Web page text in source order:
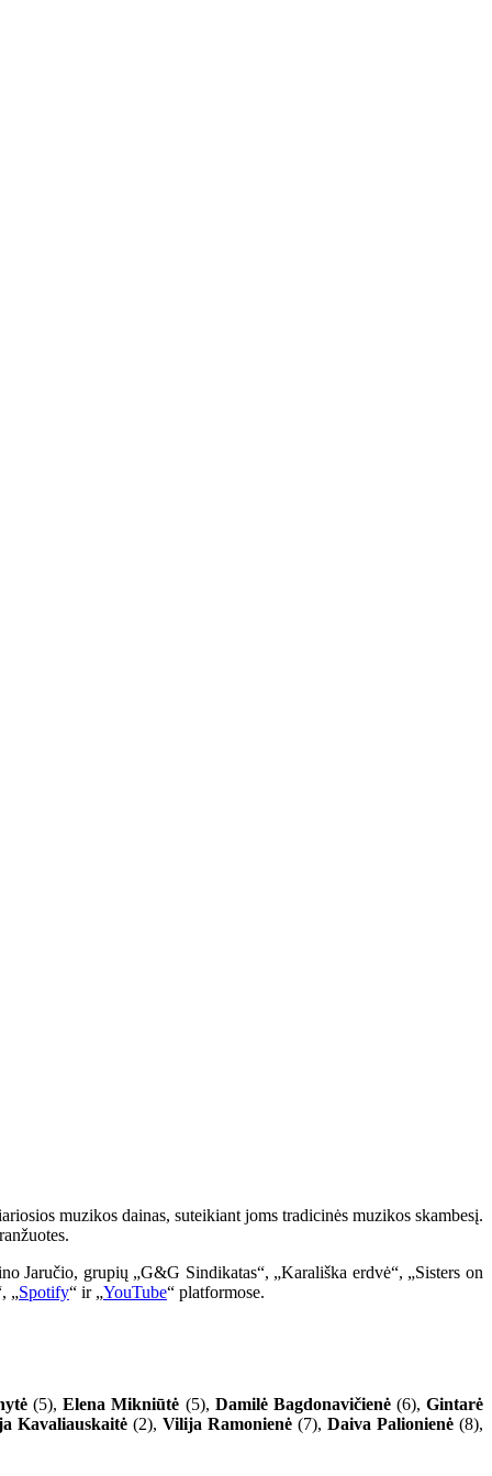
muzikos dainas, suteikiant joms tradicinės muzikos skambesį.
Jaručio, grupių „G&G Sindikatas“, „Karališka erdvė“, „Sisters on
„Spotify“ ir „YouTube“ platformose.
(5), Elena Mikniūtė (5), Damilė Bagdonavičienė (6), Gintarė
Kavaliauskaitė (2), Vilija Ramonienė (7), Daiva Palionienė(8),